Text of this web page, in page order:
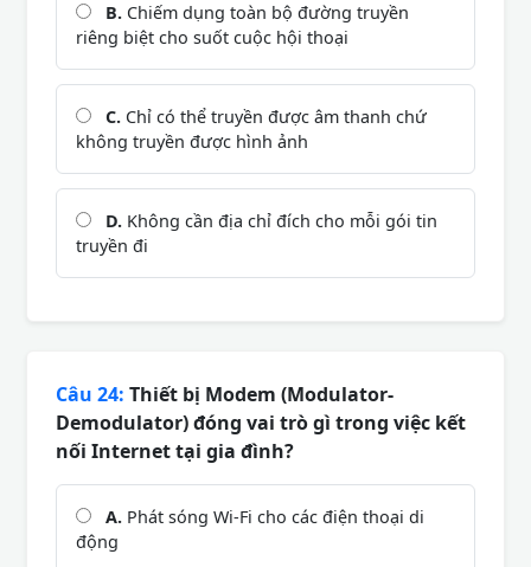
B. Chiếm dụng toàn bộ đường truyền
riêng biệt cho suốt cuộc hội thoại
C. Chỉ có thể truyền được âm thanh chứ
không truyền được hình ảnh
D. Không cần địa chỉ đích cho mỗi gói tin
truyền đi
Câu 24: Thiết bị Modem (Modulator-
Demodulator) đóng vai trò gì trong việc kết
nối Internet tại gia đình?
A. Phát sóng Wi-Fi cho các điện thoại di
động